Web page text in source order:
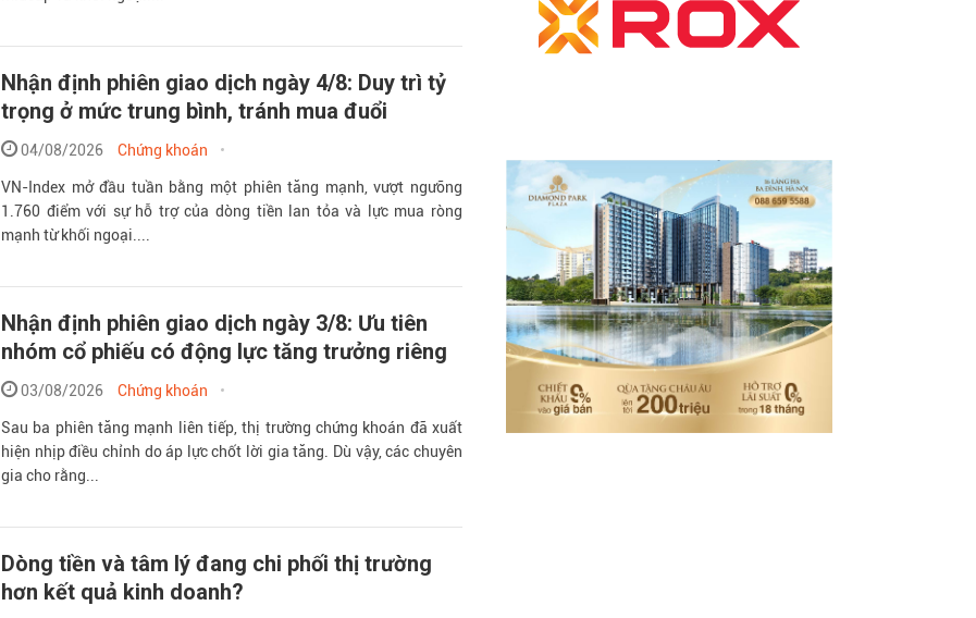
Nhận định phiên giao dịch ngày 4/8: Duy trì tỷ
trọng ở mức trung bình, tránh mua đuổi
04/08/2026 Chứng khoán
VN-Index mở đầu tuần bằng một phiên tăng mạnh, vượt ngưỡng
1.760 điểm với sự hỗ trợ của dòng tiền lan tỏa và lực mua ròng
mạnh từ khối ngoại....
Nhận định phiên giao dịch ngày 3/8: Ưu tiên
nhóm cổ phiếu có động lực tăng trưởng riêng
03/08/2026 Chứng khoán
Sau ba phiên tăng mạnh liên tiếp, thị trường chứng khoán đã xuất
hiện nhịp điều chỉnh do áp lực chốt lời gia tăng. Dù vậy, các chuyên
gia cho rằng...
Dòng tiền và tâm lý đang chi phối thị trường
hơn kết quả kinh doanh?